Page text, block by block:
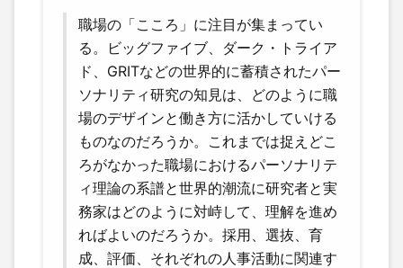
職場の「こころ」に注目が集まってい
る。ビッグファイブ、ダーク・トライア
ド、GRITなどの世界的に蓄積されたパー
ソナリティ研究の知見は、どのように職
場のデザインと働き方に活かしていける
ものなのだろうか。これまでは捉えどこ
ろがなかった職場におけるパーソナリテ
ィ理論の系譜と世界的潮流に研究者と実
務家はどのように対峙して、理解を進め
ればよいのだろうか。採用、選抜、育
成、評価、それぞれの人事活動に関連す